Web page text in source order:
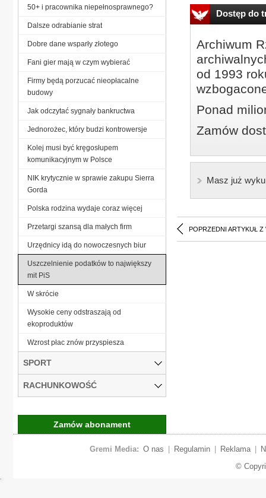
Dostęp do
Archiwum
od 1993
Ponad
Zamów
Masz już
POPRZEDNI ARTYKUŁ Z
50+ i pracownika niepełnosprawnego?
Dalsze odrabianie strat
Dobre dane wsparły złotego
Fani gier mają w czym wybierać
Firmy będą porzucać nieopłacalne
budowy
Jak odczytać sygnały bankructwa
Jednorożec, który budzi kontrowersje
Kolej musi być kręgosłupem
komunikacyjnym w Polsce
NIK krytycznie w sprawie zakupu Sierra
Gorda
Polska rodzina wydaje coraz więcej
Przetargi szansą dla małych firm
Urzędnicy idą do nowoczesnych biur
Uszczelnienie podatków to największy
mit PiS
W skrócie
Wysokie ceny odstraszają od
ekoproduktów
Wzrost płac znów przyspiesza
SPORT
RACHUNKOWOŚĆ
Zamów abonament
Gremi Media: O nas Regulamin Reklama
©